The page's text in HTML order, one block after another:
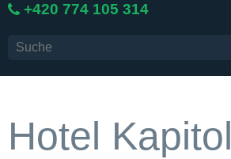
+420 774 105 314
Hotel Kapitol